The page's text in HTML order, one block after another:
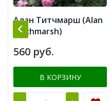
Алан Титчмарш (Alan
Titchmarsh)
560 руб.
В КОРЗИНУ